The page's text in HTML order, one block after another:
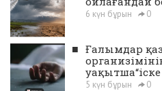
6 күн бұрын 0
■ Ғалымдар
5 күн бұрын 0